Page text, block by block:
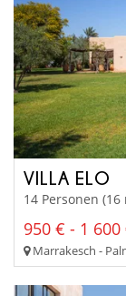
VILLA ELO
14 Personen
950 € - 1 600
Marrakesch -